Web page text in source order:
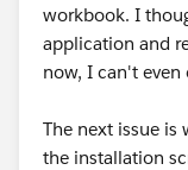
workbook. I
application and
now, I can't even
The next issue is
the installation